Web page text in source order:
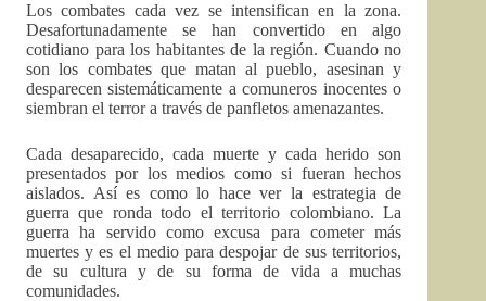
Los combates cada vez se intensifican en la zona.
Desafortunadamente se han convertido en algo
cotidiano para los habitantes de la región. Cuando no
son los combates que matan al pueblo, asesinan y
desparecen sistemáticamente a comuneros inocentes o
siembran el terror a través de panfletos amenazantes.
Cada desaparecido, cada muerte y cada herido son
presentados por los medios como si fueran hechos
aislados. Así es como lo hace ver la estrategia de
guerra que ronda todo el territorio colombiano. La
guerra ha servido como excusa para cometer más
muertes y es el medio para despojar de sus territorios,
de su cultura y de su forma de vida a muchas
comunidades.